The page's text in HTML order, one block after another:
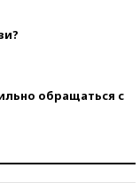
обращаться с